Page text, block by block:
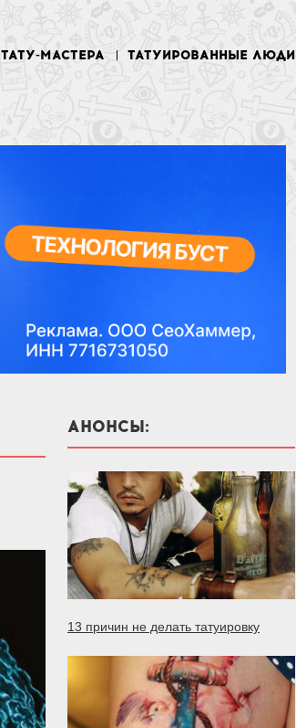
ТАТУИРОВАННЫЕ ЛЮДИ
ТАТУ-МАСТЕРА
АНОНСЫ:
13 причин не делать татуировку